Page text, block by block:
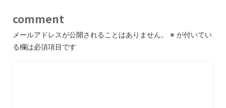
comment
メールアドレスが公開されることはありません。 ※ が付いてい
る欄は必須項目です